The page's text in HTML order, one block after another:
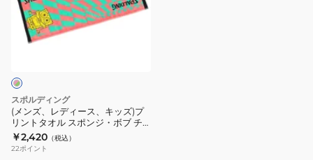
デ
キ
ッ
ズ)
プ
リ
スポルディング
(メンズ、レディース、キッズ)プ
リントタオル スポンジ・ボブ チ
ェッカーフラッグ SAT211310
￥2,420 （税込）
22ポイント